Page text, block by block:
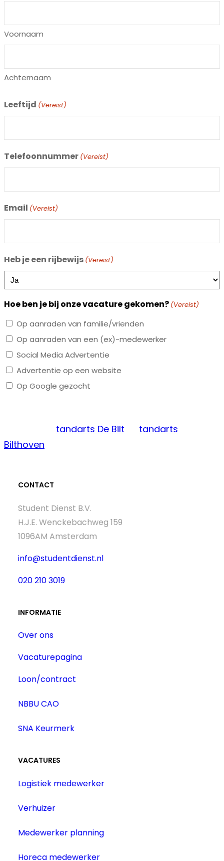
Voornaam
Achternaam
Leeftijd (Vereist)
Telefoonnummer (Vereist)
Email (Vereist)
Heb je een rijbewijs (Vereist)
Hoe ben je bij onze vacature gekomen? (Vereist)
Op aanraden van familie/vrienden
Op aanraden van een (ex)-medewerker
Social Media Advertentie
Advertentie op een website
Op Google gezocht
tandarts De Bilt
tandarts
Bilthoven
CONTACT
Student Dienst B.V.
H.J.E. Wenckebachweg 159
1096AM Amsterdam
info@studentdienst.nl
020 210 3019
INFORMATIE
Over ons
Vacaturepagina
Loon/contract
NBBU CAO
SNA Keurmerk
VACATURES
Logistiek medewerker
Verhuizer
Medewerker planning
Horeca medewerker